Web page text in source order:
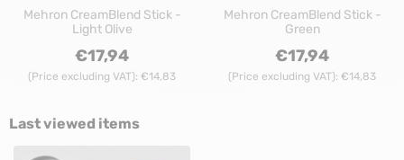
Mehron CreamBlend Stick -
Light Olive
Price: 17,94, excluding VAT: 14,83
€17,94
(Price excluding VAT): €14,83
Mehron CreamBlend Stick -
Green
Price: 17,94,
€17,94
(Price excluding VAT): €14,83
Last viewed items